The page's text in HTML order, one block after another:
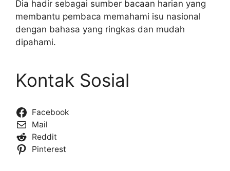
Dia hadir sebagai sumber bacaan harian yang
membantu pembaca memahami isu nasional
dengan bahasa yang ringkas dan mudah
dipahami.
Kontak Sosial
Facebook
Mail
Reddit
Pinterest